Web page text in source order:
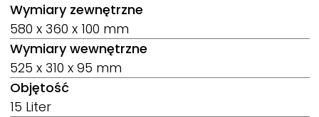
Wymiary zewnętrzne
580 x 360 x 100 mm
Wymiary wewnętrzne
525 x 310 x 95 mm
Objętość
15 Liter